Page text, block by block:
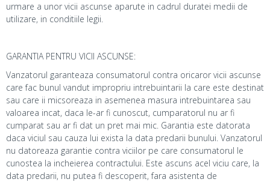
urmare a unor vicii ascunse aparute in cadrul duratei medii de
utilizare, in conditiile legii.
GARANTIA PENTRU VICII ASCUNSE:
Vanzatorul garanteaza consumatorul contra oricaror vicii ascunse
care fac bunul vandut impropriu intrebuintarii la care este destinat
sau care ii micsoreaza in asemenea masura intrebuintarea sau
valoarea incat, daca le-ar fi cunoscut, cumparatorul nu ar fi
cumparat sau ar fi dat un pret mai mic. Garantia este datorata
daca viciul sau cauza lui exista la data predarii bunului. Vanzatorul
nu datoreaza garantie contra viciilor pe care consumatorul le
cunostea la incheierea contractului. Este ascuns acel viciu care, la
data predarii, nu putea fi descoperit, fara asistenta de